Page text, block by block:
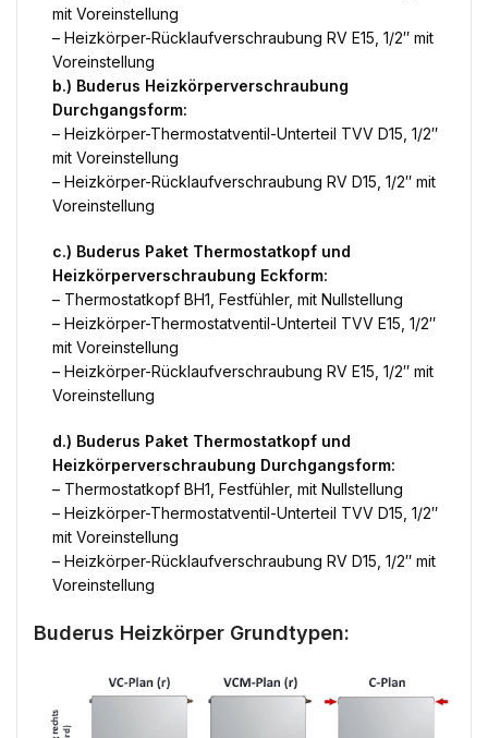
mit Voreinstellung
– Heizkörper-Rücklaufverschraubung RV E15, 1/2″ mit
Voreinstellung
b.) Buderus Heizkörperverschraubung
Durchgangsform:
– Heizkörper-Thermostatventil-Unterteil TVV D15, 1/2″
mit Voreinstellung
– Heizkörper-Rücklaufverschraubung RV D15, 1/2″ mit
Voreinstellung
c.) Buderus Paket Thermostatkopf und
Heizkörperverschraubung Eckform:
– Thermostatkopf BH1, Festfühler, mit Nullstellung
– Heizkörper-Thermostatventil-Unterteil TVV E15, 1/2″
mit Voreinstellung
– Heizkörper-Rücklaufverschraubung RV E15, 1/2″ mit
Voreinstellung
d.) Buderus Paket Thermostatkopf und
Heizkörperverschraubung Durchgangsform:
– Thermostatkopf BH1, Festfühler, mit Nullstellung
– Heizkörper-Thermostatventil-Unterteil TVV D15, 1/2″
mit Voreinstellung
– Heizkörper-Rücklaufverschraubung RV D15, 1/2″ mit
Voreinstellung
Buderus Heizkörper Grundtypen: